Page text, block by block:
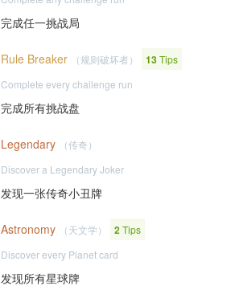
完成任一挑战局
Rule Breaker （规则破坏者） 13Tips
Complete every challenge run
完成所有挑战盘
Legendary
（传奇）
Discover a Legendary Joker
发现一张传奇小丑牌
Astronomy （天文学） 2Tips
Discover every Planet card
发现所有星球牌